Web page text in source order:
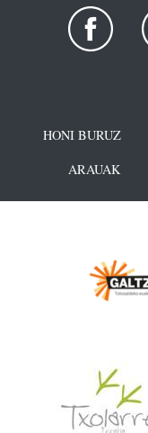
HONI BURUZ
ARAUAK